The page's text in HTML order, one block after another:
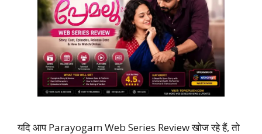
यदि आप Parayogam Web Series Review खोज रहे हैं, तो